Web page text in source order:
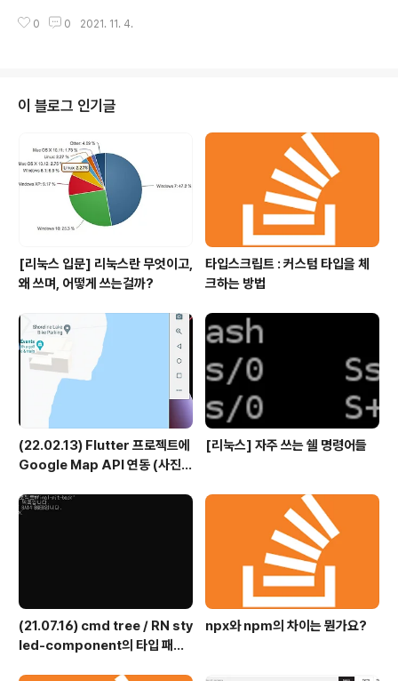
antd 짬바가 생겼다고 생각해서 금방 끝날 것이라 생각했
서버나 프레임워크가 아니라, 자바스크립트의 런타임이다.
경우 커스터마이징이 많이 필요한 경우 자바스크립트 API
를 사용해야할 경우 빠른 실행과 성능이 중요한 경우 4. N
ode.js의 특징은, 비동기 방식을 이용한다는 것이다. 한 번
에 하나씩 순차적으로 일을 해나가는 동기적 방식과는 다
르게, 비동기적 방식은 한번에 여러 일을 시작하고 진행한
다. 또한,..
0 0 2021. 11. 4.
이 블로그 인기글
[리눅스 입문] 리눅스란 무엇이고,
왜 쓰며, 어떻게 쓰는걸까?
타입스크립트 : 커스텀 타입을 체
크하는 방법
(22.02.13) Flutter 프로젝트에
Google Map API 연동 (사진
[리눅스] 자주 쓰는 쉘 명령어들
(21.07.16) cmd tree / RN sty
led-component의 타입 패키
npx와 npm의 차이는 뭔가요?